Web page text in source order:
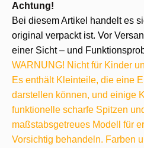
Achtung!
Bei diesem Artikel handelt es
original verpackt ist. Vor
einer Sicht – und
WARNUNG! Nicht für Kinder
Es enthält Kleinteile, die eine
darstellen können, und einige
funktionelle scharfe Spitzen
maßstabsgetreues Modell für
Vorsichtig behandeln. Farben